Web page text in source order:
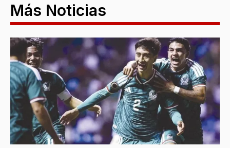
Más Noticias